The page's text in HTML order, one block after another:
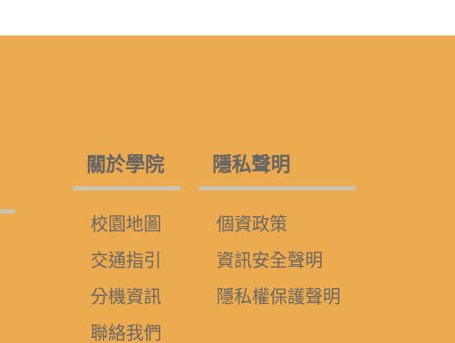
關於學院
校園地圖
交通指引
分機資訊
聯絡我們
隱私聲明
個資政策
資訊安全聲明
隱私權保護聲明